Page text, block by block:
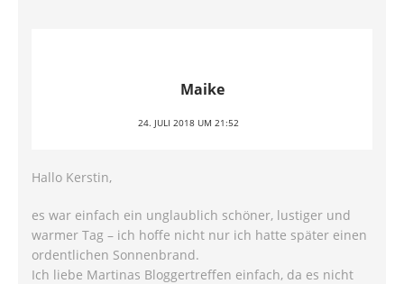
Maike
24. JULI 2018 UM 21:52
Hallo Kerstin,
es war einfach ein unglaublich schöner, lustiger und
warmer Tag – ich hoffe nicht nur ich hatte später einen
ordentlichen Sonnenbrand.
Ich liebe Martinas Bloggertreffen einfach, da es nicht